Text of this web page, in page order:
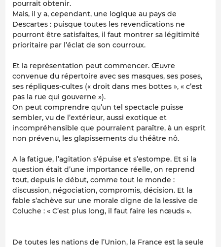
pourrait obtenir.
Mais, il y a, cependant, une logique au pays de
Descartes : puisque toutes les revendications ne
pourront être satisfaites, il faut montrer sa légitimité
prioritaire par l’éclat de son courroux.
Et la représentation peut commencer. Œuvre
convenue du répertoire avec ses masques, ses poses,
ses répliques-cultes (« droit dans mes bottes », « c’est
pas la rue qui gouverne »).
On peut comprendre qu’un tel spectacle puisse
sembler, vu de l’extérieur, aussi exotique et
incompréhensible que pourraient paraître, à un esprit
non prévenu, les glapissements du théâtre nô.
A la fatigue, l’agitation s’épuise et s’estompe. Et si la
question était d’une importance réelle, on reprend
tout, depuis le début, comme tout le monde :
discussion, négociation, compromis, décision. Et la
fable s’achève sur une morale digne de la lessive de
Coluche : « C’est plus long, il faut faire les nœuds ».
De toutes les nations de l’Union, la France est la seule